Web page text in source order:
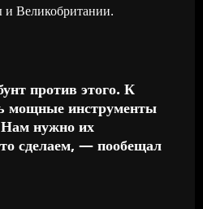
Великобритании.
против этого. К
мощные инструменты
нужно их
сделаем, — пообещал